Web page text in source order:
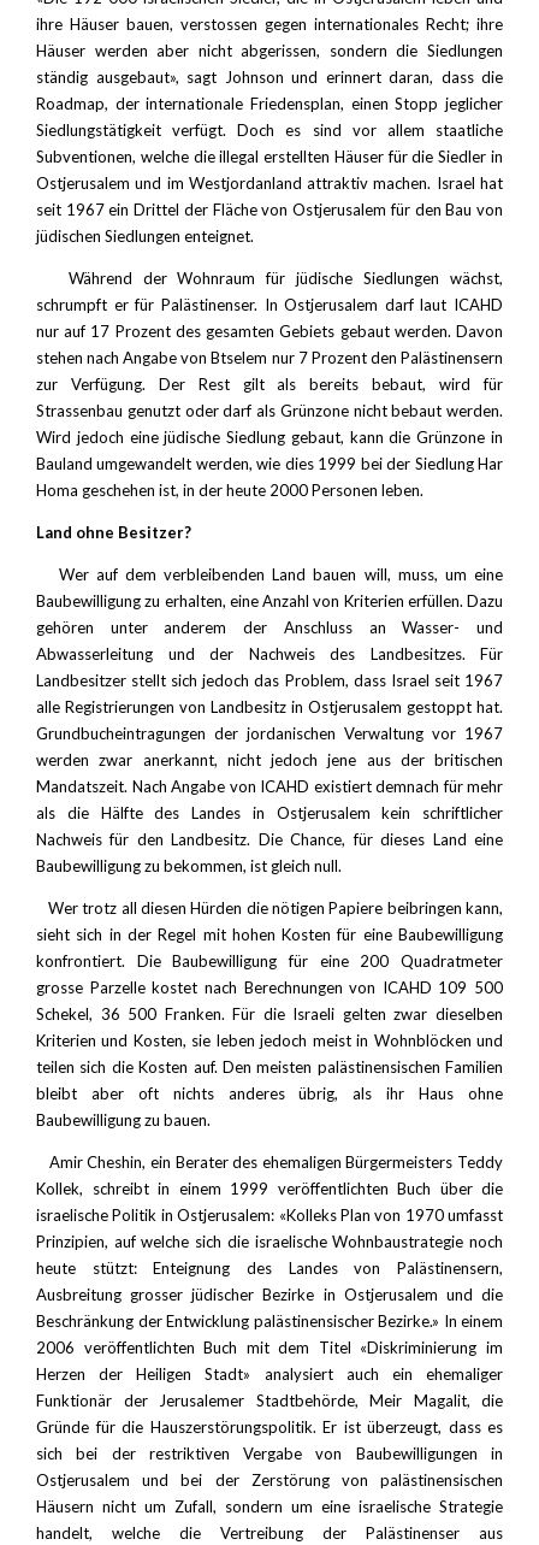
ihre Häuser bauen, verstossen gegen internationales Recht; ihre
Häuser werden aber nicht abgerissen, sondern die Siedlungen
ständig ausgebaut», sagt Johnson und erinnert daran, dass die
Roadmap, der internationale Friedensplan, einen Stopp jeglicher
Siedlungstätigkeit verfügt. Doch es sind vor allem staatliche
Subventionen, welche die illegal erstellten Häuser für die Siedler in
Ostjerusalem und im Westjordanland attraktiv machen. Israel hat
seit 1967 ein Drittel der Fläche von Ostjerusalem für den Bau von
jüdischen Siedlungen enteignet.
Während der Wohnraum für jüdische Siedlungen wächst,
schrumpft er für Palästinenser. In Ostjerusalem darf laut ICAHD
nur auf 17 Prozent des gesamten Gebiets gebaut werden. Davon
stehen nach Angabe von Btselem nur 7 Prozent den Palästinensern
zur Verfügung. Der Rest gilt als bereits bebaut, wird für
Strassenbau genutzt oder darf als Grünzone nicht bebaut werden.
Wird jedoch eine jüdische Siedlung gebaut, kann die Grünzone in
Bauland umgewandelt werden, wie dies 1999 bei der Siedlung Har
Homa geschehen ist, in der heute 2000 Personen leben.
Land ohne Besitzer?
Wer auf dem verbleibenden Land bauen will, muss, um eine
Baubewilligung zu erhalten, eine Anzahl von Kriterien erfüllen. Dazu
gehören unter anderem der Anschluss an Wasser- und
Abwasserleitung und der Nachweis des Landbesitzes. Für
Landbesitzer stellt sich jedoch das Problem, dass Israel seit 1967
alle Registrierungen von Landbesitz in Ostjerusalem gestoppt hat.
Grundbucheintragungen der jordanischen Verwaltung vor 1967
werden zwar anerkannt, nicht jedoch jene aus der britischen
Mandatszeit. Nach Angabe von ICAHD existiert demnach für mehr
als die Hälfte des Landes in Ostjerusalem kein schriftlicher
Nachweis für den Landbesitz. Die Chance, für dieses Land eine
Baubewilligung zu bekommen, ist gleich null.
Wer trotz all diesen Hürden die nötigen Papiere beibringen kann,
sieht sich in der Regel mit hohen Kosten für eine Baubewilligung
konfrontiert. Die Baubewilligung für eine 200 Quadratmeter
grosse Parzelle kostet nach Berechnungen von ICAHD 109 500
Schekel, 36 500 Franken. Für die Israeli gelten zwar dieselben
Kriterien und Kosten, sie leben jedoch meist in Wohnblöcken und
teilen sich die Kosten auf. Den meisten palästinensischen Familien
bleibt aber oft nichts anderes übrig, als ihr Haus ohne
Baubewilligung zu bauen.
Amir Cheshin, ein Berater des ehemaligen Bürgermeisters Teddy
Kollek, schreibt in einem 1999 veröffentlichten Buch über die
israelische Politik in Ostjerusalem: «Kolleks Plan von 1970 umfasst
Prinzipien, auf welche sich die israelische Wohnbaustrategie noch
heute stützt: Enteignung des Landes von Palästinensern,
Ausbreitung grosser jüdischer Bezirke in Ostjerusalem und die
Beschränkung der Entwicklung palästinensischer Bezirke.» In einem
2006 veröffentlichten Buch mit dem Titel «Diskriminierung im
Herzen der Heiligen Stadt» analysiert auch ein ehemaliger
Funktionär der Jerusalemer Stadtbehörde, Meir Magalit, die
Gründe für die Hauszerstörungspolitik. Er ist überzeugt, dass es
sich bei der restriktiven Vergabe von Baubewilligungen in
Ostjerusalem und bei der Zerstörung von palästinensischen
Häusern nicht um Zufall, sondern um eine israelische Strategie
handelt, welche die Vertreibung der Palästinenser aus